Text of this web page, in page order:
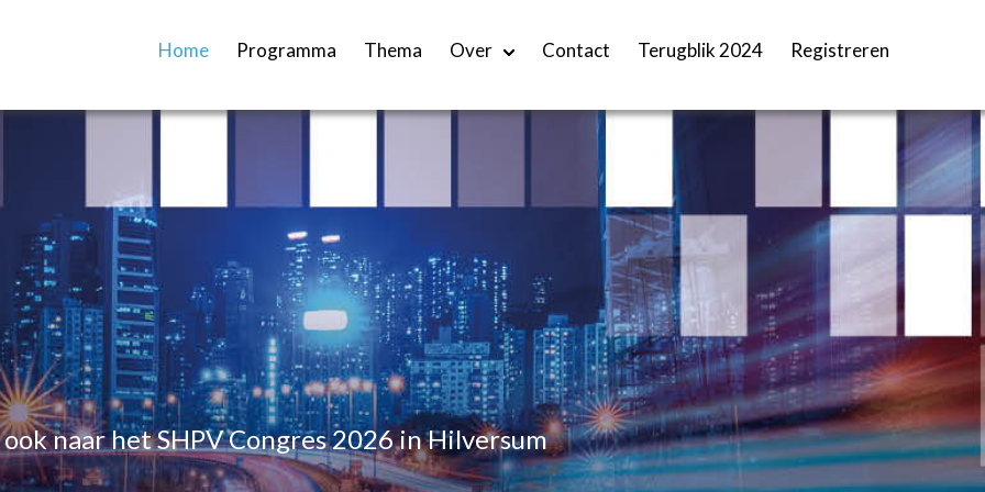
Home Programma Thema Over Contact Terugblik 2024 Registreren
naar het SHPV Congres 2026 in Hilversum